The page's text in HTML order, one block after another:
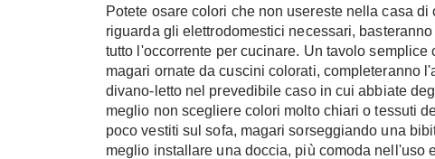
Potete osare colori che non usereste nella casa
riguarda gli elettrodomestici necessari,
tutto l'occorrente per cucinare. Un tavolo
magari ornate da cuscini colorati, completeranno
divano-letto nel prevedibile caso in cui abbiate
meglio non scegliere colori molto chiari o tessuti
poco vestiti sul sofa, magari sorseggiando una
meglio installare una doccia, più comoda nell'uso